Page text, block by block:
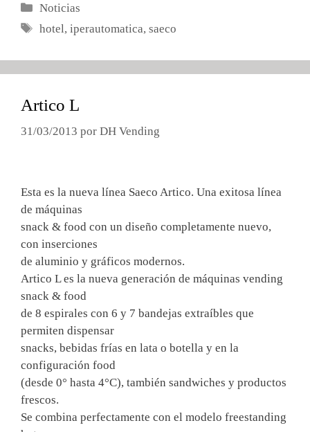
Categorías
Noticias
Etiquetas
hotel,iperautomatica,saeco
Artico L
31/03/2013 por DH Vending
Esta es la nueva línea Saeco Artico. Una exitosa línea
de máquinas
snack & food con un diseño completamente nuevo,
con inserciones
de aluminio y gráficos modernos.
Artico L es la nueva generación de máquinas vending
snack & food
de 8 espirales con 6 y 7 bandejas extraíbles que
permiten dispensar
snacks, bebidas frías en lata o botella y en la
configuración food
(desde 0° hasta 4°C), también sandwiches y productos
frescos.
Se combina perfectamente con el modelo freestanding